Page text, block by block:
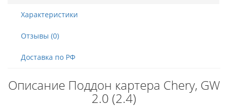
Характеристики
Отзывы (0)
Доставка по РФ
Описание Поддон картера Chery, GW
2.0 (2.4)